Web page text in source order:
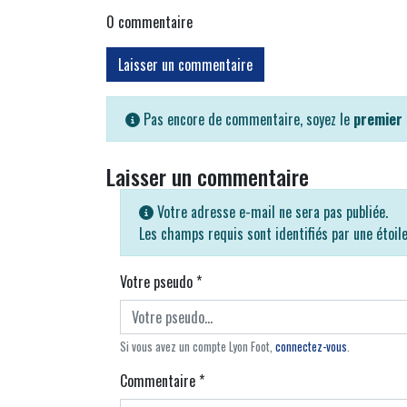
0 commentaire
Laisser un commentaire
Pas encore de commentaire, soyez le premier
Laisser un commentaire
Votre adresse e-mail ne sera pas publiée.
Les champs requis sont identifiés par une étoile
Votre pseudo*
Si vous avez un compte Lyon Foot, connectez-vous
Commentaire*